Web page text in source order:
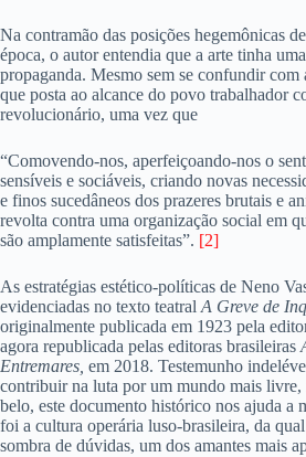
Na contramão das posições hegemônicas
época, o autor entendia que a arte tinha
propaganda. Mesmo sem se confundir com
que posta ao alcance do povo trabalhador
revolucionário, uma vez que
“Comovendo-nos, aperfeiçoando-nos o
sensíveis e sociáveis, criando novas
e finos sucedâneos dos prazeres brutais e
revolta contra uma organização social em
são amplamente satisfeitas”. [2]
As estratégias estético-políticas de Neno
evidenciadas no texto teatral A Greve de
originalmente publicada em 1923 pela
agora republicada pelas editoras brasileiras
Entremares, em 2018. Testemunho
contribuir na luta por um mundo mais
belo, este documento histórico nos ajuda a
foi a cultura operária luso-brasileira, da
sombra de dúvidas, um dos amantes mais